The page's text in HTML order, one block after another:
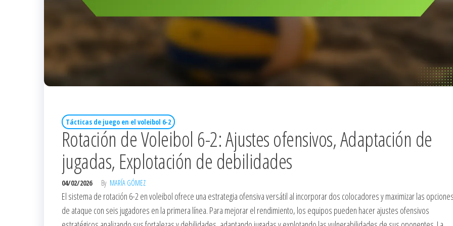
Tácticas de juego en el voleibol 6-2
Rotación de Voleibol 6-2: Ajustes ofensivos, Adaptación de
jugadas, Explotación de debilidades
04/02/2026 By MARÍA GÓMEZ
El sistema de rotación 6-2 en voleibol ofrece una estrategia ofensiva versátil al incorporar dos colocadores y maximizar las
de ataque con seis jugadores en la primera línea. Para mejorar el rendimiento, los equipos pueden hacer ajustes ofensivos